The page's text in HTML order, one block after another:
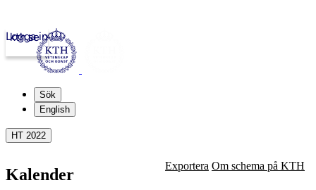
kth.se
Logga in
Sök
English
HT 2022
Kalender Exportera Om schema på KTH